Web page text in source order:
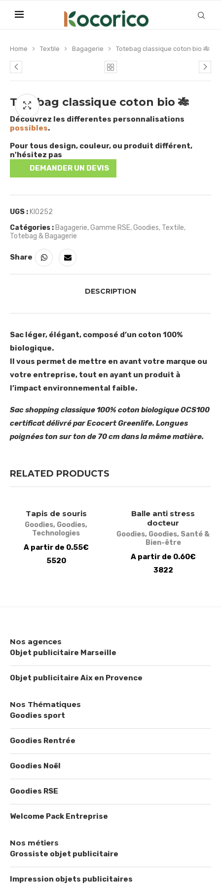
Home Textile Bagagerie Totebag classique coton bio 🎋
Totebag classique coton bio 🎋
Découvrez les differentes personnalisations
possibles.
Pour tous design, couleur, ou produit différent,
n'hésitez pas
DEMANDER UN DEVIS
UGS : KI0252
Catégories : Bagagerie,Gamme RSE,Goodies, Textile,
Totebag & Bagagerie
Share
DESCRIPTION
Sac léger, élégant, composé d’un coton 100%
biologique.
Il vous permet de mettre en avant votre marque ou
votre entreprise, tout en ayant un produit à
l’impact environnemental faible.
Sac shopping classique 100% coton biologique OCS100
certificat délivré par Ecocert Greenlife. Longues
poignées ton sur ton de 70 cm dans la même matière.
RELATED PRODUCTS
Tapis de souris
Goodies, Goodies,
Technologies
A partir de 0.55€
5520
Balle anti stress
docteur
Goodies, Goodies, Santé &
Bien-être
A partir de 0.60€
3822
Nos agences
Objet publicitaire Marseille
Objet publicitaire Aix en Provence
Nos Thématiques
Goodies sport
Goodies Rentrée
Goodies Noël
Goodies RSE
Welcome Pack Entreprise
Nos métiers
Grossiste objet publicitaire
Impression objets publicitaires